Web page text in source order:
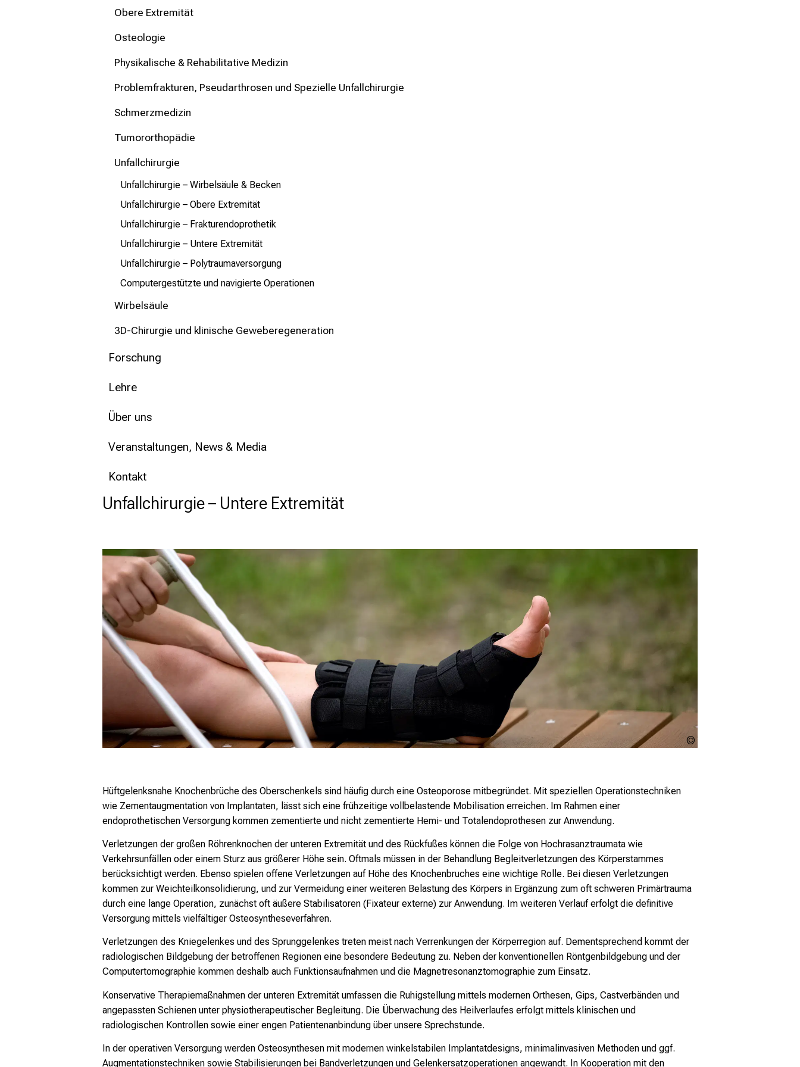
Obere Extremität
Osteologie
Physikalische & Rehabilitative Medizin
Problemfrakturen, Pseudarthrosen und Spezielle Unfallchirurgie
Schmerzmedizin
Tumororthopädie
Unfallchirurgie
Unfallchirurgie – Wirbelsäule & Becken
Unfallchirurgie – Obere Extremität
Unfallchirurgie – Frakturendoprothetik
Unfallchirurgie – Untere Extremität
Unfallchirurgie – Polytraumaversorgung
Computergestützte und navigierte Operationen
Wirbelsäule
3D-Chirurgie und klinische Geweberegeneration
Forschung
Lehre
Über uns
Veranstaltungen, News & Media
Kontakt
Unfallchirurgie – Untere Extremität
Hüftgelenksnahe Knochenbrüche des Oberschenkels sind häufig durch eine Osteoporose mitbegründet. Mit speziellen Operationstechniken
wie Zementaugmentation von Implantaten, lässt sich eine frühzeitige vollbelastende Mobilisation erreichen. Im Rahmen einer
endoprothetischen Versorgung kommen zementierte und nicht zementierte Hemi- und Totalendoprothesen zur Anwendung.
Verletzungen der großen Röhrenknochen der unteren Extremität und des Rückfußes können die Folge von Hochrasanztraumata wie
Verkehrsunfällen oder einem Sturz aus größerer Höhe sein. Oftmals müssen in der Behandlung Begleitverletzungen des Körperstammes
berücksichtigt werden. Ebenso spielen offene Verletzungen auf Höhe des Knochenbruches eine wichtige Rolle. Bei diesen Verletzungen
kommen zur Weichteilkonsolidierung, und zur Vermeidung einer weiteren Belastung des Körpers in Ergänzung zum oft schweren Primärtrauma
durch eine lange Operation, zunächst oft äußere Stabilisatoren (Fixateur externe) zur Anwendung. Im weiteren Verlauf erfolgt die definitive
Versorgung mittels vielfältiger Osteosyntheseverfahren.
Verletzungen des Kniegelenkes und des Sprunggelenkes treten meist nach Verrenkungen der Körperregion auf. Dementsprechend kommt der
radiologischen Bildgebung der betroffenen Regionen eine besondere Bedeutung zu. Neben der konventionellen Röntgenbildgebung und der
Computertomographie kommen deshalb auch Funktionsaufnahmen und die Magnetresonanztomographie zum Einsatz.
Konservative Therapiemaßnahmen der unteren Extremität umfassen die Ruhigstellung mittels modernen Orthesen, Gips, Castverbänden und
angepassten Schienen unter physiotherapeutischer Begleitung. Die Überwachung des Heilverlaufes erfolgt mittels klinischen und
radiologischen Kontrollen sowie einer engen Patientenanbindung über unsere Sprechstunde.
In der operativen Versorgung werden Osteosynthesen mit modernen winkelstabilen Implantatdesigns, minimalinvasiven Methoden und ggf.
Augmentationstechniken sowie Stabilisierungen bei Bandverletzungen und Gelenkersatzoperationen angewandt. In Kooperation mit den